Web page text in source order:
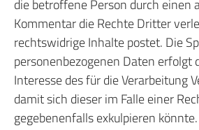
die betroffene Person durch einen
Kommentar die Rechte Dritter
rechtswidrige Inhalte postet. Die
personenbezogenen Daten erfolgt
Interesse des für die Verarbeitung
damit sich dieser im Falle einer
gegebenenfalls exkulpieren